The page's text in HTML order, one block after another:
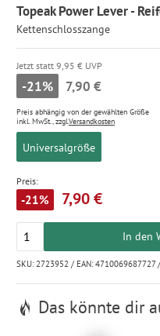
Topeak Power Lever -
Kettenschlosszange
Jetzt statt 9,95 € UVP
-21% 7,90 €
Preis abhängig von der gewählten Größe
inkl. MwSt., zzgl.Versandkosten
Universalgröße
Preis:
-21% 7,90 €
In den
SKU: 2723952 / EAN: 4710069687727
Das könnte dir